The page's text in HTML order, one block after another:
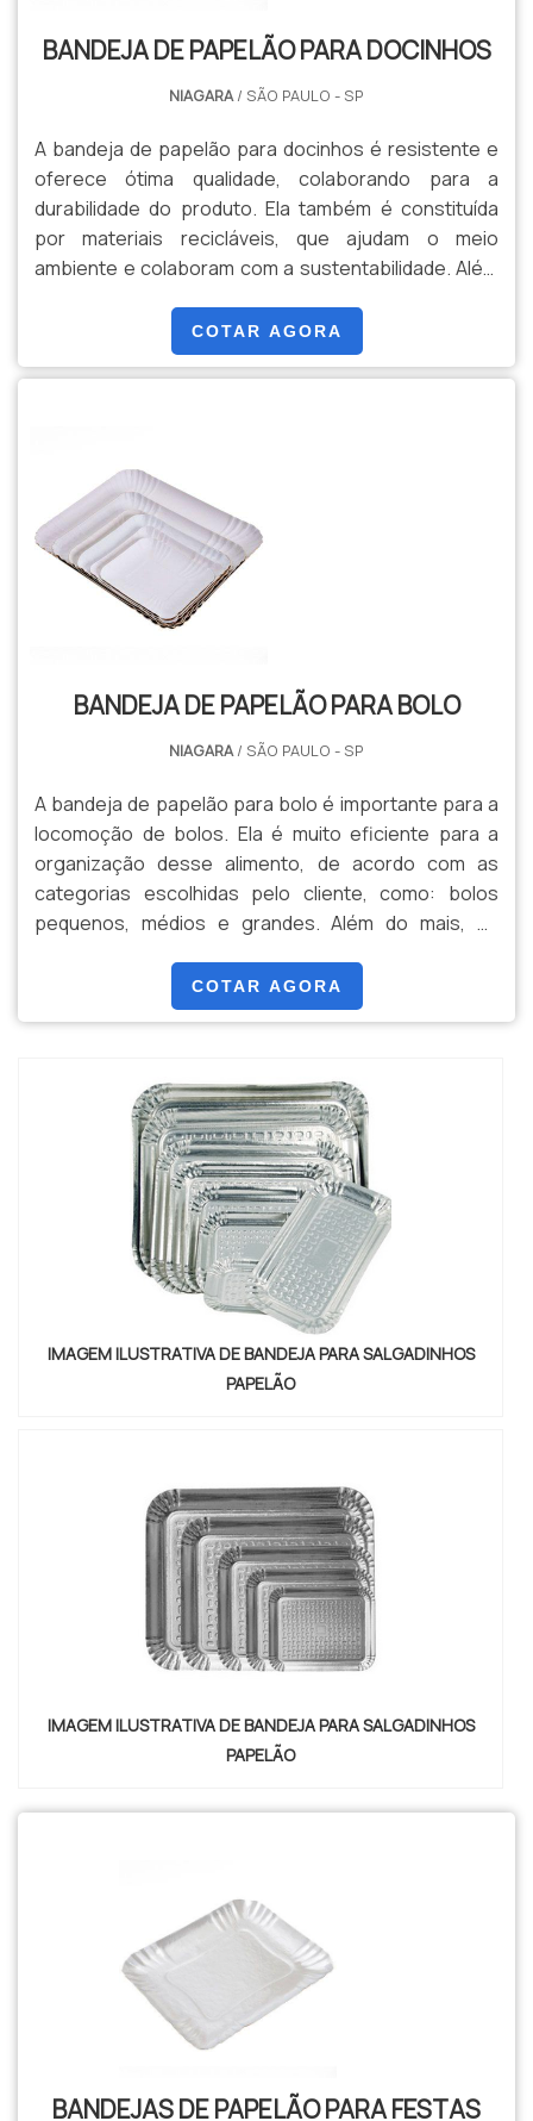
BANDEJA DE PAPELÃO PARA DOCINHOS
NIAGARA/ SÃO PAULO - SP
A bandeja de papelão para docinhos é resistente e
oferece ótima qualidade, colaborando para a
durabilidade do produto. Ela também é constituída
por materiais recicláveis, que ajudam o meio
ambiente e colaboram com a sustentabilidade. Além
organização dos doces, de forma que o cliente
consiga separar por categoria ou tamanho. Por isso,
as bandejas são uma excelente opção.O PRODUTO
COTAR AGORA
BANDEJA DE PAPELÃO PARA BOLO
NIAGARA/ SÃO PAULO - SP
A bandeja de papelão para bolo é importante para a
locomoção de bolos. Ela é muito eficiente para a
organização desse alimento, de acordo com as
categorias escolhidas pelo cliente, como: bolos
pequenos, médios e grandes. Além do mais, as
importantes para o meio ambiente e para a
sustentabilidade. Elas ainda são resistentes e
COTAR AGORA
IMAGEM ILUSTRATIVA DE BANDEJA PARA SALGADINHOS
PAPELÃO
IMAGEM ILUSTRATIVA DE BANDEJA PARA SALGADINHOS
PAPELÃO
BANDEJAS DE PAPELÃO PARA FESTAS